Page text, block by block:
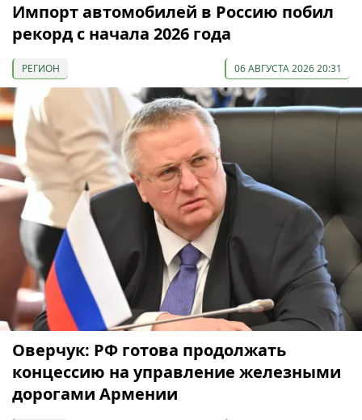
Импорт автомобилей в Россию побил
рекорд с начала 2026 года
РЕГИОН 06 АВГУСТА 2026 20:31
Оверчук: РФ готова продолжать
концессию на управление железными
дорогами Армении